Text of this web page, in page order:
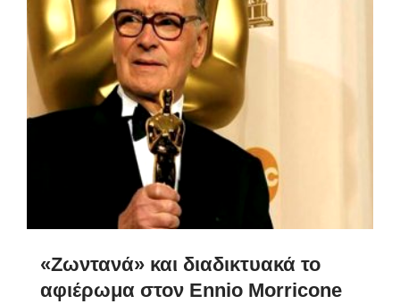
«Ζωντανά» και διαδικτυακά το
αφιέρωμα στον Εnnio Morricone